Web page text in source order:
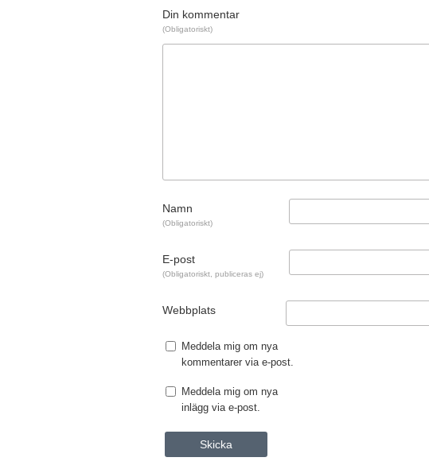
Din kommentar
(Obligatoriskt)
Namn
(Obligatoriskt)
E-post
(Obligatoriskt, publiceras ej)
Webbplats
Meddela mig om nya
kommentarer via e-post.
Meddela mig om nya
inlägg via e-post.